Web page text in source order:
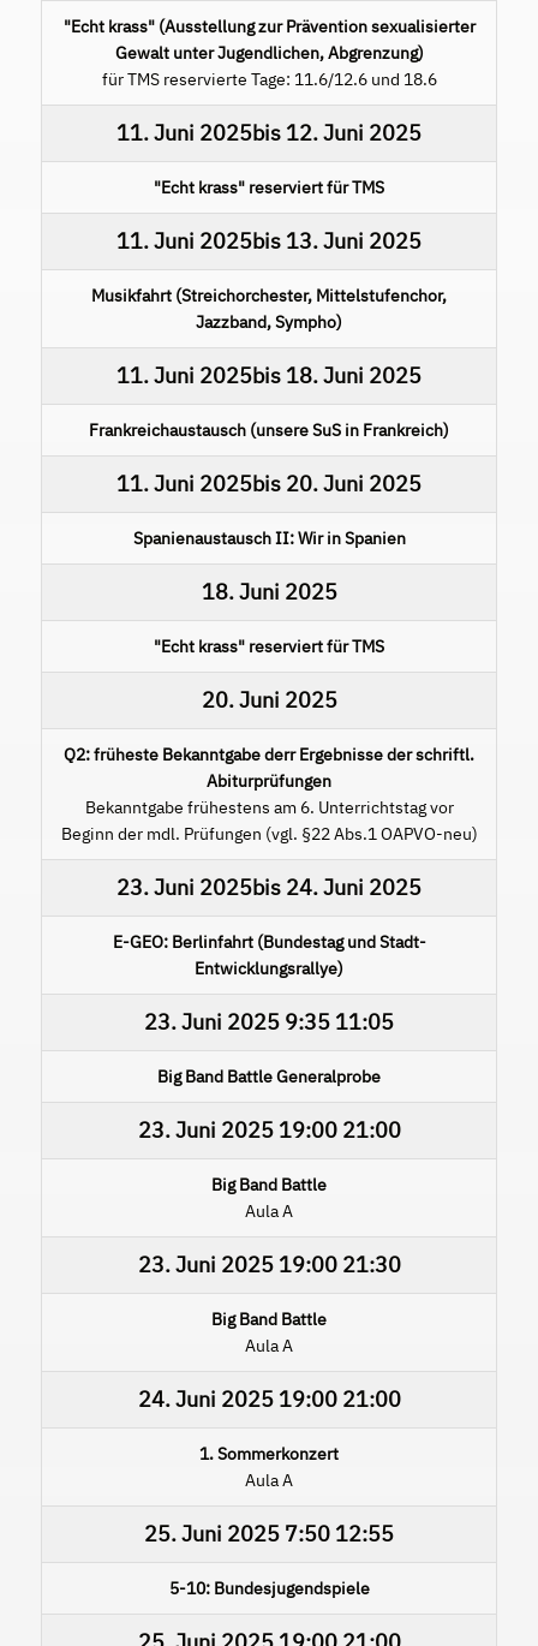
"Echt krass" (Ausstellung zur Prävention sexualisierter
Gewalt unter Jugendlichen, Abgrenzung)
für TMS reservierte Tage: 11.6/12.6 und 18.6
11. Juni 2025bis 12. Juni 2025
"Echt krass" reserviert für TMS
11. Juni 2025bis 13. Juni 2025
Musikfahrt (Streichorchester, Mittelstufenchor,
Jazzband, Sympho)
11. Juni 2025bis 18. Juni 2025
Frankreichaustausch (unsere SuS in Frankreich)
11. Juni 2025bis 20. Juni 2025
Spanienaustausch II: Wir in Spanien
18. Juni 2025
"Echt krass" reserviert für TMS
20. Juni 2025
Q2: früheste Bekanntgabe derr Ergebnisse der schriftl.
Abiturprüfungen
Bekanntgabe frühestens am 6. Unterrichtstag vor
Beginn der mdl. Prüfungen (vgl. §22 Abs.1 OAPVO-neu)
23. Juni 2025bis 24. Juni 2025
E-GEO: Berlinfahrt (Bundestag und Stadt-
Entwicklungsrallye)
23. Juni 2025 9:35 11:05
Big Band Battle Generalprobe
23. Juni 202519:00 21:00
Big Band Battle
Aula A
23. Juni 202519:00 21:30
Big Band Battle
Aula A
24. Juni 202519:00 21:00
1. Sommerkonzert
Aula A
25. Juni 2025 7:50 12:55
5-10: Bundesjugendspiele